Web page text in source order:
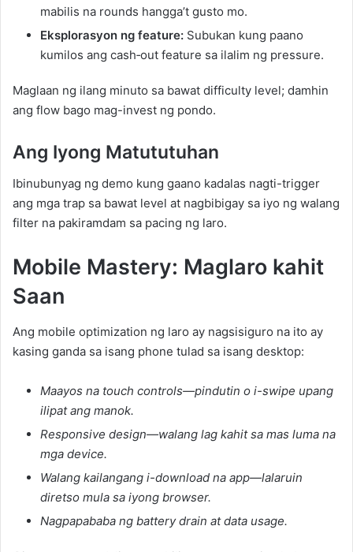
mabilis na rounds hangga’t gusto mo.
Eksplorasyon ng feature: Subukan kung paano
kumilos ang cash‑out feature sa ilalim ng pressure.
Maglaan ng ilang minuto sa bawat difficulty level; damhin
ang flow bago mag-invest ng pondo.
Ang Iyong Matututuhan
Ibinubunyag ng demo kung gaano kadalas nagti-trigger
ang mga trap sa bawat level at nagbibigay sa iyo ng walang
filter na pakiramdam sa pacing ng laro.
Mobile Mastery: Maglaro kahit
Saan
Ang mobile optimization ng laro ay nagsisiguro na ito ay
kasing ganda sa isang phone tulad sa isang desktop:
Maayos na touch controls—pindutin o i-swipe upang
ilipat ang manok.
Responsive design—walang lag kahit sa mas luma na
mga device.
Walang kailangang i-download na app—lalaruin
diretso mula sa iyong browser.
Nagpapababa ng battery drain at data usage.